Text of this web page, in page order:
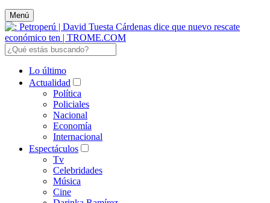
Menú
Lo último
Actualidad
Política
Policiales
Nacional
Economía
Internacional
Espectáculos
Tv
Celebridades
Música
Cine